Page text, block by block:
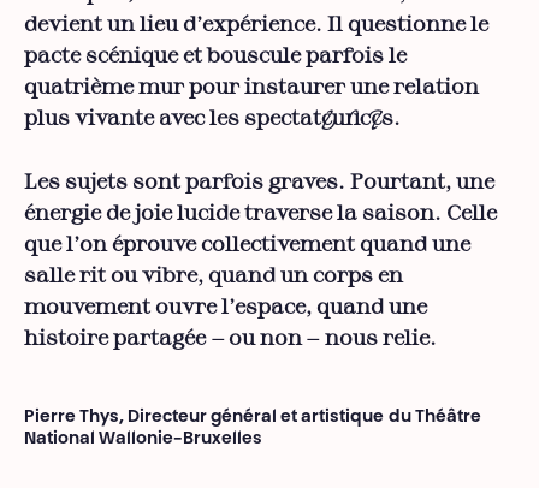
devient un lieu d’expérience. Il questionne le
pacte scénique et bouscule parfois le
quatrième mur pour instaurer une relation
plus vivante avec les spectateur·ices.
Les sujets sont parfois graves. Pourtant, une
énergie de joie lucide traverse la saison. Celle
que l’on éprouve collectivement quand une
salle rit ou vibre, quand un corps en
mouvement ouvre l’espace, quand une
histoire partagée — ou non — nous relie.
Pierre Thys, Directeur général et artistique du Théâtre
National Wallonie-Bruxelles